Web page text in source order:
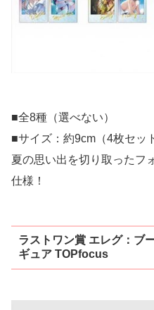
■全8種（選べない）
■サイズ：約9cm（4枚セッ
夏の思い出を切り取ったフ
仕様！
ラストワン賞 エレグ：ブ
ギュア TOPfocus